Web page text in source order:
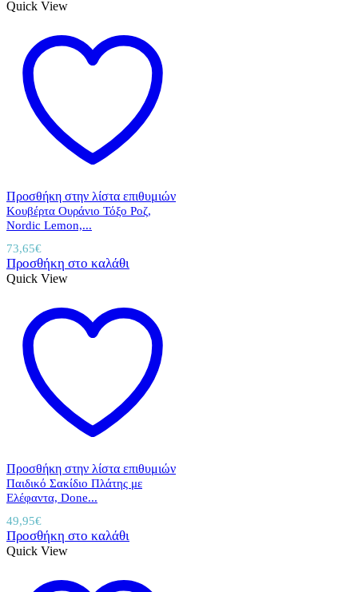
Quick View
Προσθήκη στην λίστα επιθυμιών
Κουβέρτα Ουράνιο Τόξο Ροζ,
Nordic Lemon,...
73,65€
Προσθήκη στο καλάθι
Quick View
Προσθήκη στην λίστα επιθυμιών
Παιδικό Σακίδιο Πλάτης με
Ελέφαντα, Done...
49,95€
Προσθήκη στο καλάθι
Quick View